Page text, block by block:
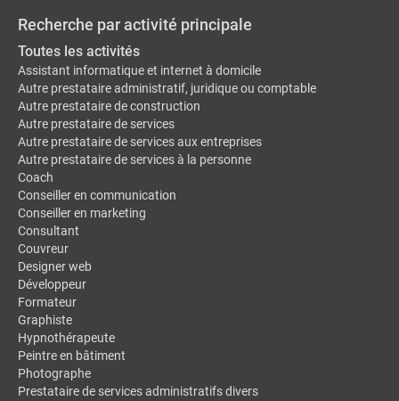
Recherche par activité principale
Toutes les activités
Assistant informatique et internet à domicile
Autre prestataire administratif, juridique ou comptable
Autre prestataire de construction
Autre prestataire de services
Autre prestataire de services aux entreprises
Autre prestataire de services à la personne
Coach
Conseiller en communication
Conseiller en marketing
Consultant
Couvreur
Designer web
Développeur
Formateur
Graphiste
Hypnothérapeute
Peintre en bâtiment
Photographe
Prestataire de services administratifs divers